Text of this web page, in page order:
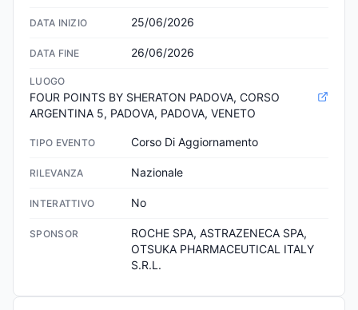
DATA INIZIO 25/06/2026
DATA FINE 26/06/2026
LUOGO
FOUR POINTS BY SHERATON PADOVA, CORSO
ARGENTINA 5, PADOVA, PADOVA, VENETO
TIPO EVENTO Corso Di Aggiornamento
RILEVANZA Nazionale
INTERATTIVO No
SPONSOR
ROCHE SPA, ASTRAZENECA SPA,
OTSUKA PHARMACEUTICAL ITALY
S.R.L.